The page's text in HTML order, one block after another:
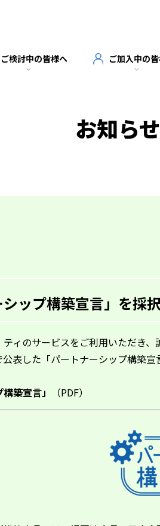
ご検討中の皆様へ ご加入中の
お知ら
シップ構築宣言」を採
ィのサービスをご利用いただき、
表した「パートナーシップ構築
築宣言」 （PDF）